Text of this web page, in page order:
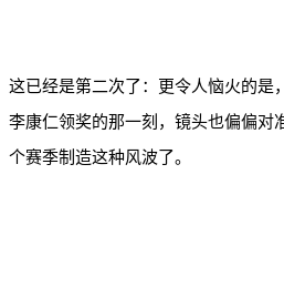
这已经是第二次了：更令人恼火的是
李康仁领奖的那一刻，镜头也偏偏对
个赛季制造这种风波了。